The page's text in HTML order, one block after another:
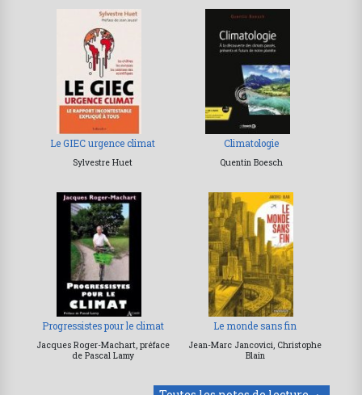
Le GIEC urgence climat
Sylvestre Huet
Climatologie
Quentin Boesch
Progressistes pour le climat
Jacques Roger-Machart, préface
de Pascal Lamy
Le monde sans fin
Jean-Marc Jancovici, Christophe
Blain